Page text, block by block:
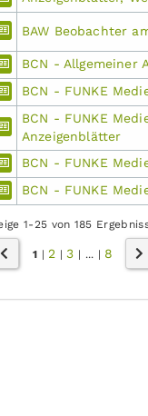
BAW Beobachter
BCN - Allgemeiner
BCN - FUNKE
BCN - FUNKE
Anzeigenblätter
BCN - FUNKE
BCN - FUNKE
1-25 von 185
1 | 2 |3 | ... | 8